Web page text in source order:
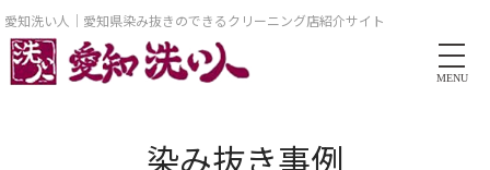
愛知洗い人｜愛知県染み抜きのできるクリーニング店紹介サイト
MENU
染み抜き事例